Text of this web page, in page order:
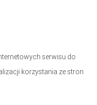
serwisu do
korzystania ze stron